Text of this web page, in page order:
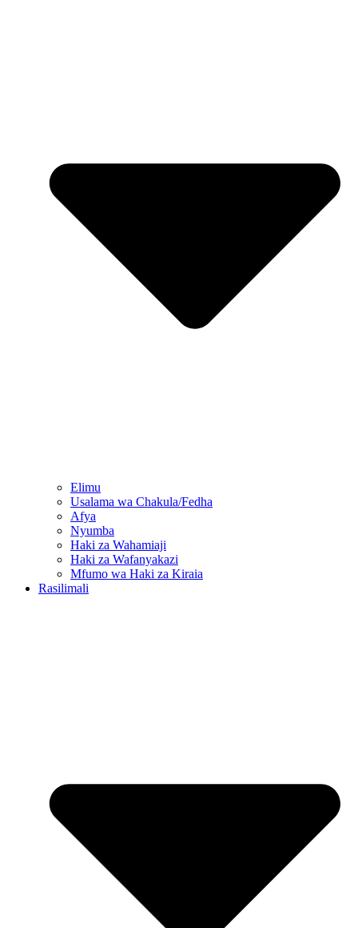
Elimu
Usalama wa Chakula/Fedha
Afya
Nyumba
Haki za Wahamiaji
Haki za Wafanyakazi
Mfumo wa Haki za Kiraia
Rasilimali